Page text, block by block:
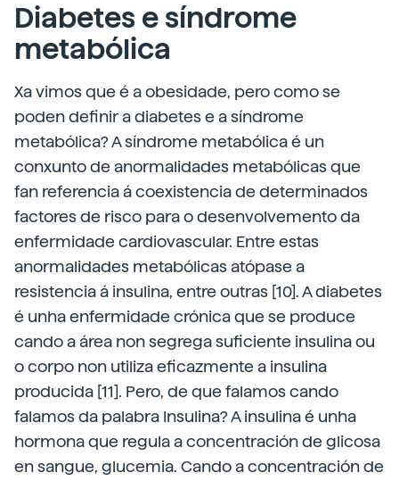
Diabetes e síndrome
metabólica
Xa vimos que é a obesidade, pero como se
poden definir a diabetes e a síndrome
metabólica? A síndrome metabólica é un
conxunto de anormalidades metabólicas que
fan referencia á coexistencia de determinados
factores de risco para o desenvolvemento da
enfermidade cardiovascular. Entre estas
anormalidades metabólicas atópase a
resistencia á insulina, entre outras [10]. A diabetes
é unha enfermidade crónica que se produce
cando a área non segrega suficiente insulina ou
o corpo non utiliza eficazmente a insulina
producida [11]. Pero, de que falamos cando
falamos da palabra Insulina? A insulina é unha
hormona que regula a concentración de glicosa
en sangue, glucemia. Cando a concentración de